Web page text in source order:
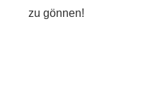
zu gönnen!